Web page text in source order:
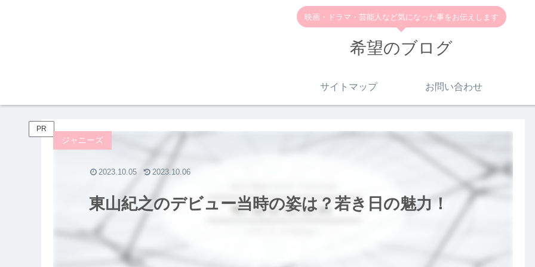
映画・ドラマ・芸能人など気になった事をお伝えします
希望のブログ
サイトマップ お問い合わせ
PR
東山紀之のデビュー当時の姿は？若き日の魅力！
ジャニーズ
2023.10.05 2023.10.06